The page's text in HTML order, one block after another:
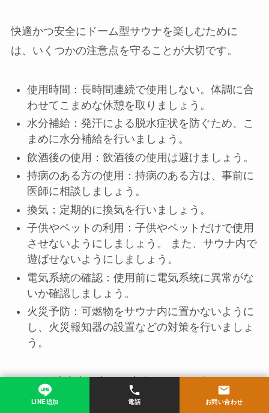
快適かつ安全にドーム型サウナを楽しむために
は、いくつかの注意点を守ることが大切です。
使用時間：長時間連続で使用しない。体調に合
わせてこまめな休憩を取りましょう。
水分補給：発汗による脱水症状を防ぐため、こ
まめに水分補給を行いましょう。
飲酒後の使用：飲酒後の使用は避けましょう。
持病のある方の使用：持病のある方は、事前に
医師に相談しましょう。
換気：定期的に換気を行いましょう。
子供やペットの利用：子供やペットだけで使用
させないようにしましょう。 また、サウナ内で
遊ばせないようにしましょう。
電気系統の確認：使用前に電気系統に異常がな
いか確認しましょう。
火災予防：可燃物をサウナ内に置かないように
し、火災報知器の設置などの対策を行いましょ
う。
これらの注意点を守り、安全にドーム型サウナを
お楽しみください。
LINE追加 電話 お問い合わせ